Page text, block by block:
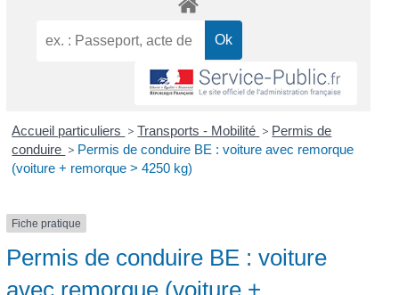
Accueil particuliers > Transports - Mobilité > Permis de
conduire > Permis de conduire BE : voiture avec remorque
(voiture + remorque > 4250 kg)
Fiche pratique
Permis de conduire BE : voiture
avec remorque (voiture +